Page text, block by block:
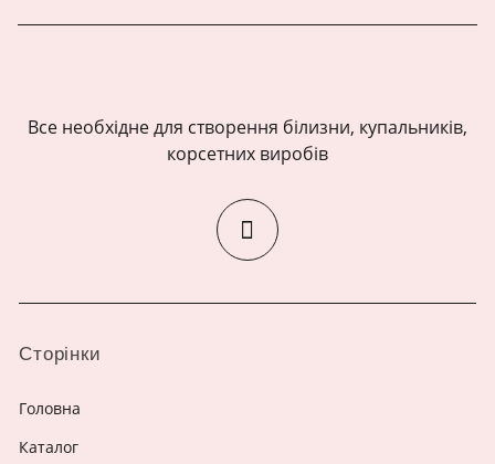
Все необхідне для створення білизни, купальників,
корсетних виробів
Сторінки
Головна
Каталог